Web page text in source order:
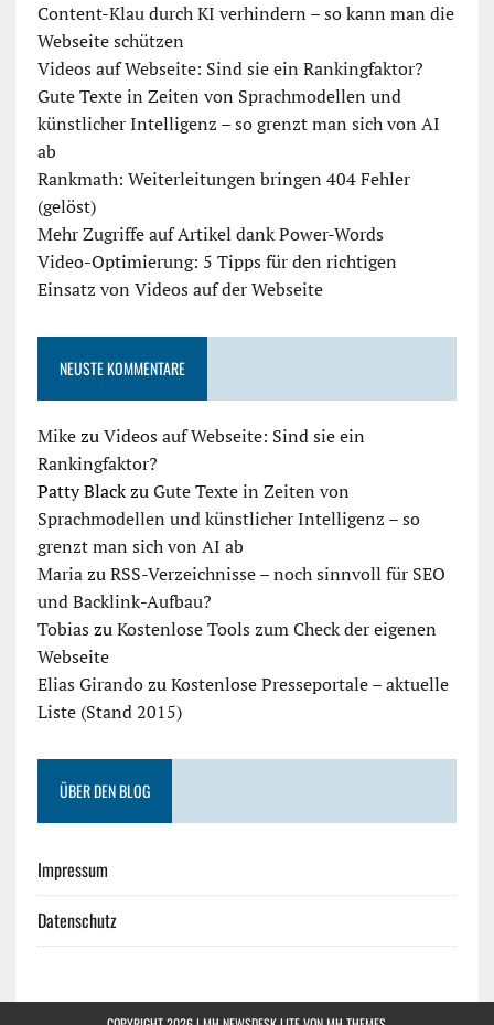
Content-Klau durch KI verhindern – so kann man die
Webseite schützen
Videos auf Webseite: Sind sie ein Rankingfaktor?
Gute Texte in Zeiten von Sprachmodellen und
künstlicher Intelligenz – so grenzt man sich von AI
ab
Rankmath: Weiterleitungen bringen 404 Fehler
(gelöst)
Mehr Zugriffe auf Artikel dank Power-Words
Video-Optimierung: 5 Tipps für den richtigen
Einsatz von Videos auf der Webseite
NEUSTE KOMMENTARE
MikezuVideos auf Webseite: Sind sie ein
Rankingfaktor?
Patty BlackzuGute Texte in Zeiten von
Sprachmodellen und künstlicher Intelligenz – so
grenzt man sich von AI ab
MariazuRSS-Verzeichnisse – noch sinnvoll für SEO
und Backlink-Aufbau?
Tobias zuKostenlose Tools zum Check der eigenen
Webseite
Elias GirandozuKostenlose Presseportale – aktuelle
Liste (Stand 2015)
ÜBER DEN BLOG
Impressum
Datenschutz